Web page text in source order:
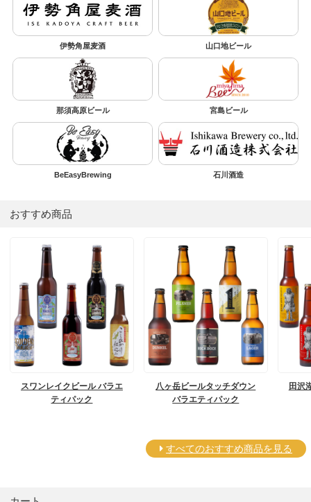
伊勢角屋麦酒 山口地ビール
那須高原ビール 宮島ビール
BeEasyBrewing 石川酒造
おすすめ商品
スワンレイクビール バラエ
ティパック
八ヶ岳ビールタッチダウン
バラエティパック
田沢
すべてのおすすめ商品を見る